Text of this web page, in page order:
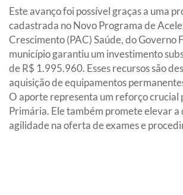
Este avanço foi possível graças a uma
cadastrada no Novo Programa de
Crescimento (PAC) Saúde, do Governo
município garantiu um investimento
de R$ 1.995.960. Esses recursos são
aquisição de equipamentos
O aporte representa um reforço crucial
Primária. Ele também promete elevar a
agilidade na oferta de exames e